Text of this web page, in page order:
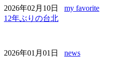
2026年02月10日 my favorite
12年ぶりの台北
2026年01月01日 news